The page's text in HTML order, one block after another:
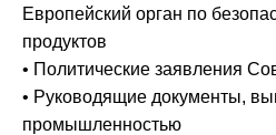
Европейский орган по
продуктов
• Политические заявления
• Руководящие документы,
промышленностью